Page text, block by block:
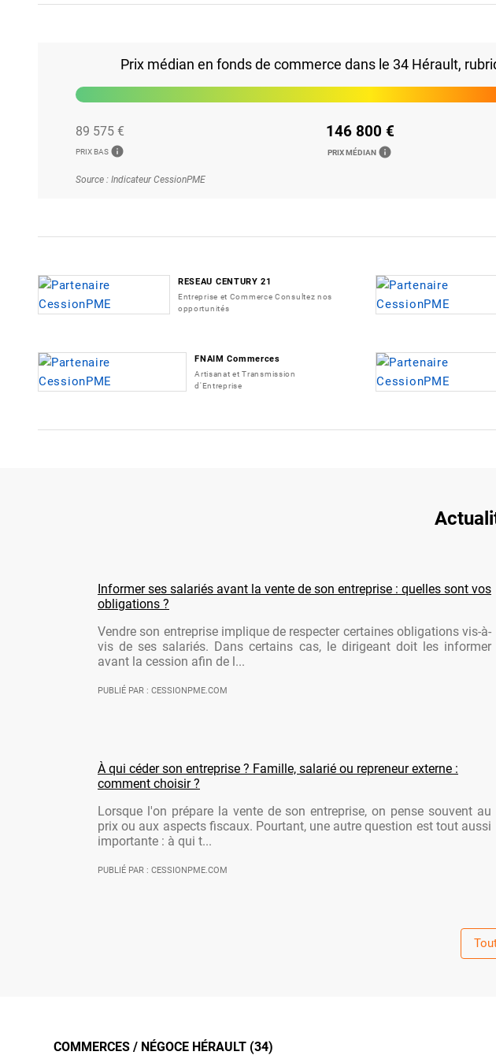
Prix médian en fonds de commerce dans le 34 Hérault,
89 575 €
PRIX BAS info
146 800 €
PRIX MÉDIAN info
Source : Indicateur CessionPME
RESEAU CENTURY 21
Entreprise et Commerce Consultez nos
opportunités
FNAIM Commerces
Artisanat et Transmission
d'Entreprise
Informer ses salariés avant la vente de son entreprise : quelles sont vos
obligations ?
Vendre son entreprise implique de respecter certaines obligations vis-à-
vis de ses salariés. Dans certains cas, le dirigeant doit les informer
avant la cession afin de l...
PUBLIÉ PAR : CESSIONPME.COM
À qui céder son entreprise ? Famille, salarié ou repreneur externe :
comment choisir ?
Lorsque l'on prépare la vente de son entreprise, on pense souvent au
prix ou aux aspects fiscaux. Pourtant, une autre question est tout aussi
importante : à qui t...
PUBLIÉ PAR : CESSIONPME.COM
COMMERCES / NÉGOCE HÉRAULT (34)